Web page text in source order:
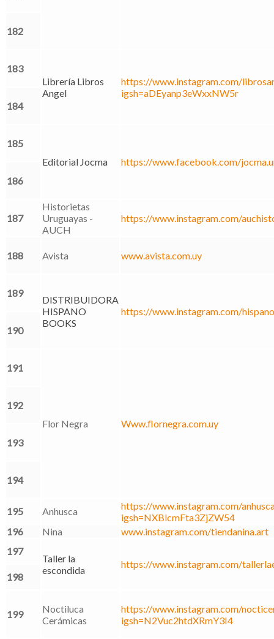
182
183
Librería Libros
Angel
https://www.instagram.com/
igsh=aDEyanp3eWxxNW5r
184
185
Editorial Jocma
https://www.facebook.com/
186
187
Historietas
Uruguayas -
AUCH
https://www.instagram.com/
188 Avista www.avista.com.uy
189
DISTRIBUIDORA
HISPANO
BOOKS
https://www.instagram.com/
190
191
Flor Negra Www.flornegra.com.uy
192
193
194
195 Anhusca
https://www.instagram.com/
igsh=NXBlcmFta3ZjZW54
196
Nina
www.instagram.com/tiendanina.art
197
Taller la
escondida
https://www.instagram.com/
198
199
Noctiluca
Cerámicas
https://www.instagram.com/
igsh=N2Vuc2htdXRmY3I4